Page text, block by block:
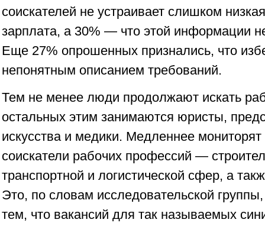
соискателей не устраивает слишком
зарплата, а 30% — что этой информации
Еще 27% опрошенных признались, что
непонятным описанием требований.
Тем не менее люди продолжают искать
остальных этим занимаются юристы,
искусства и медики. Медленнее
соискатели рабочих профессий —
транспортной и логистической сфер, а
Это, по словам исследовательской
тем, что вакансий для так называемых